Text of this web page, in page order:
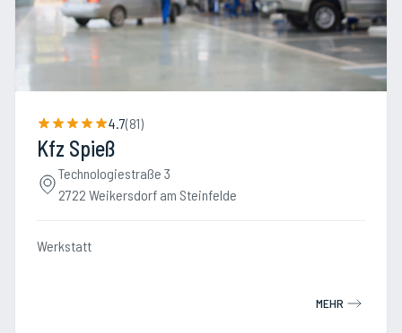
4.7(81)
Kfz Spieß
Technologiestraße 3
2722 Weikersdorf am Steinfelde
Werkstatt
MEHR